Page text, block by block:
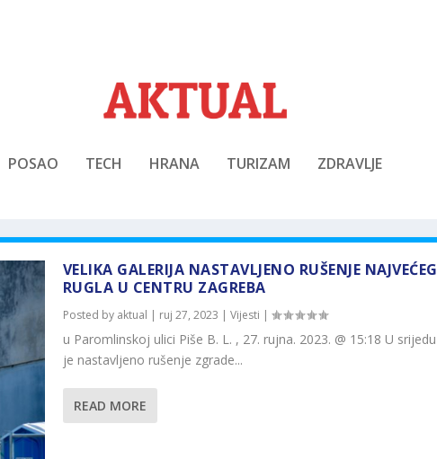
POSAO TECH HRANA TURIZAM ZDRAVLJE
VELIKA GALERIJA NASTAVLJENO RUŠENJE NAJVEĆEG
RUGLA U CENTRU ZAGREBA
Posted by aktual | ruj 27, 2023 | Vijesti |
u Paromlinskoj ulici Piše B. L. , 27. rujna. 2023. @ 15:18 U srijedu
je nastavljeno rušenje zgrade...
READ MORE